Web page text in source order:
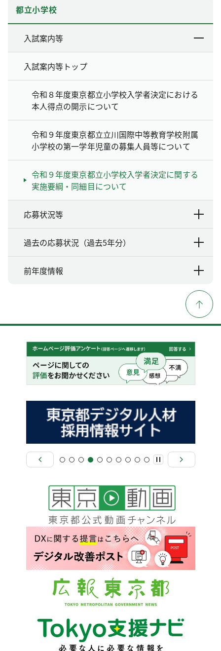
都立小学校
入試案内等
入試案内等トップ
令和８年度東京都立小学校入学者決定における
本人得点の開示について
令和９年度東京都立立川国際中等教育学校附属
小学校の第一学年児童の募集人員等について
令和９年度東京都立小学校入学者決定に関する
実施要綱・同細目について
応募状況等
過去の応募状況（過去5年分）
前年度情報